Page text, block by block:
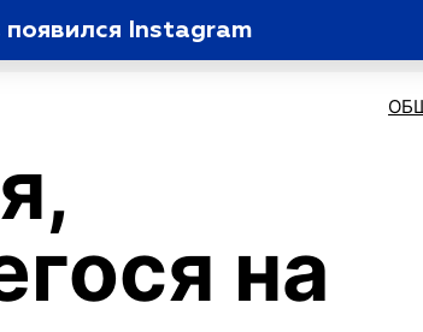
Instagram
на